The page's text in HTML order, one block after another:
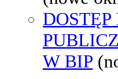
W BIP